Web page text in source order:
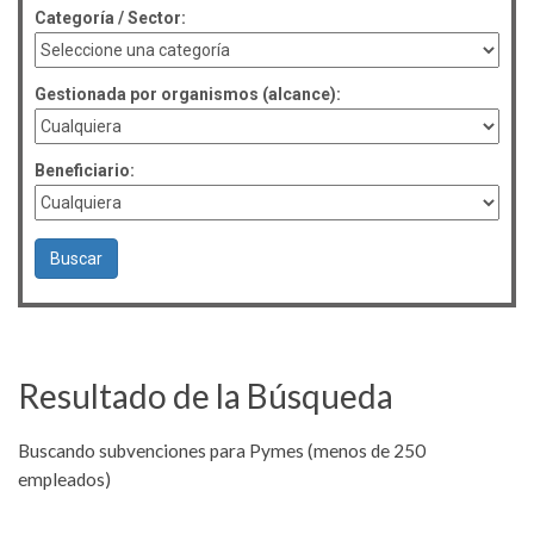
Categoría / Sector:
Gestionada por organismos (alcance):
Beneficiario:
Resultado de la Búsqueda
Buscando subvenciones para Pymes (menos de 250
empleados)